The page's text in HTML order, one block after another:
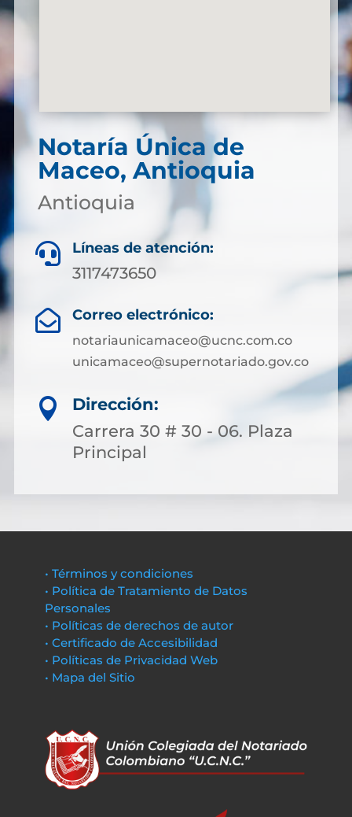
Notaría Única de
Maceo, Antioquia
Antioquia
 Líneas de atención:
3117473650
 Correo electrónico:
notariaunicamaceo@ucnc.com.co
unicamaceo@supernotariado.gov.co

Dirección:
Carrera 30 # 30 - 06. Plaza
Principal
• Términos y condiciones
• Política de Tratamiento de Datos
Personales
• Políticas de derechos de autor
• Certificado de Accesibilidad
• Políticas de Privacidad Web
• Mapa del Sitio